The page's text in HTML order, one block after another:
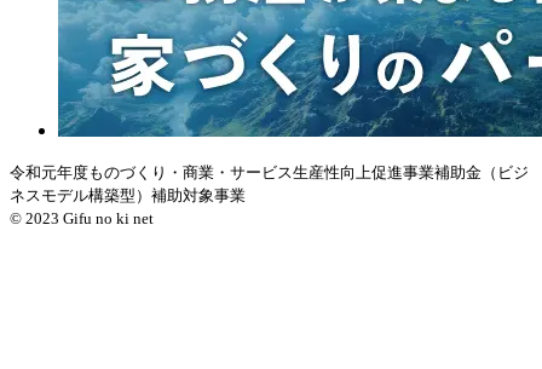
令和元年度ものづくり・商業・サービス生産性向上促進事業補助金（ビジ
ネスモデル構築型）補助対象事業
© 2023 Gifu no ki net